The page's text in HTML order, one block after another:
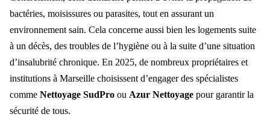
bactéries, moisissures ou parasites, tout en assurant un
environnement sain. Cela concerne aussi bien les logements suite
à un décès, des troubles de l’hygiène ou à la suite d’une situation
d’insalubrité chronique. En 2025, de nombreux propriétaires et
institutions à Marseille choisissent d’engager des spécialistes
comme Nettoyage SudPro ou Azur Nettoyage pour garantir la
sécurité de tous.